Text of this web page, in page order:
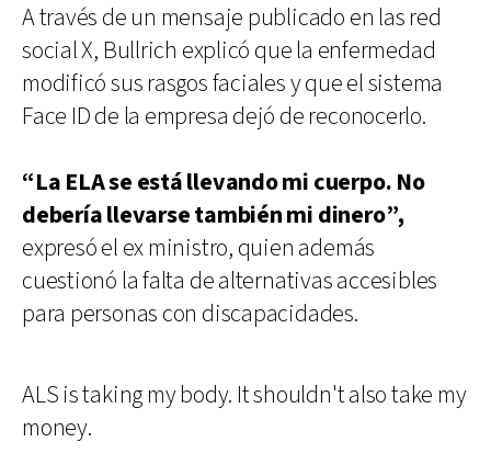
A través de un mensaje publicado en las red
social X, Bullrich explicó que la enfermedad
modificó sus rasgos faciales y que el sistema
Face ID de la empresa dejó de reconocerlo.
“La ELA se está llevando mi cuerpo. No
debería llevarse también mi dinero”,
expresó el ex ministro, quien además
cuestionó la falta de alternativas accesibles
para personas con discapacidades.
ALS is taking my body. It shouldn't also take my
money.